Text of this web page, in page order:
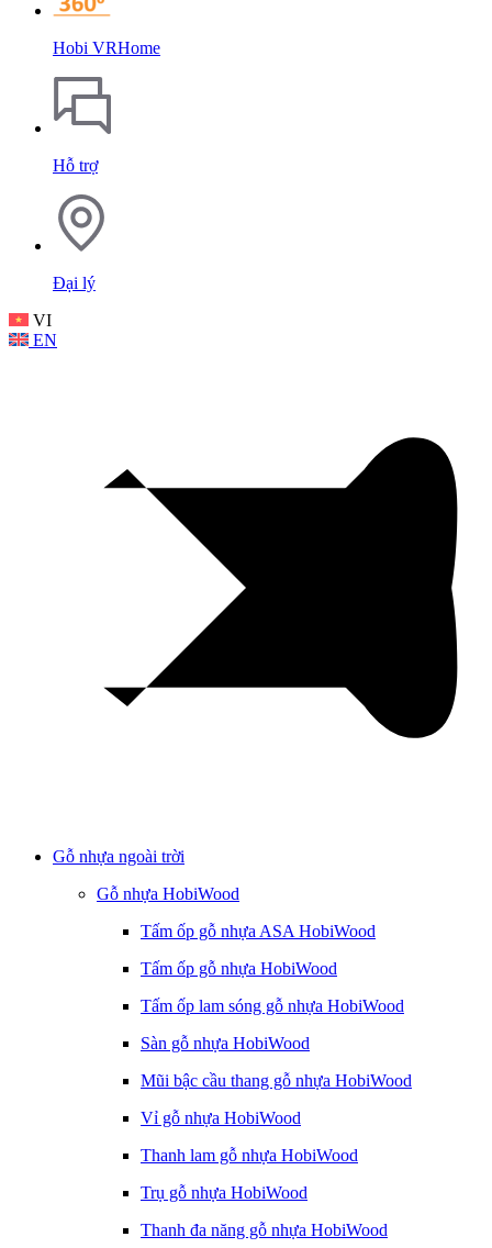
Hobi VRHome
Hỗ trợ
Đại lý
VI
EN
Gỗ nhựa ngoài trời
Gỗ nhựa HobiWood
Tấm ốp gỗ nhựa ASA HobiWood
Tấm ốp gỗ nhựa HobiWood
Tấm ốp lam sóng gỗ nhựa HobiWood
Sàn gỗ nhựa HobiWood
Mũi bậc cầu thang gỗ nhựa HobiWood
Vỉ gỗ nhựa HobiWood
Thanh lam gỗ nhựa HobiWood
Trụ gỗ nhựa HobiWood
Thanh đa năng gỗ nhựa HobiWood